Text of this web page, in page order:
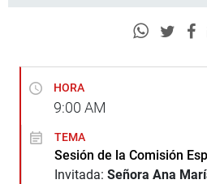
HORA
9:00 AM
TEMA
Sesión de la Comisión
Invitada: Señora Ana